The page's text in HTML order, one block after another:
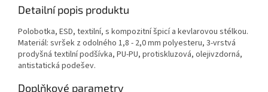
Detailní popis produktu
Polobotka, ESD, textilní, s kompozitní špicí a kevlarovou stélkou.
Materiál: svršek z odolného 1,8 - 2,0 mm polyesteru, 3-vrstvá
prodyšná textilní podšívka, PU-PU, protiskluzová, olejivzdorná,
antistatická podešev.
Doplňkové parametry